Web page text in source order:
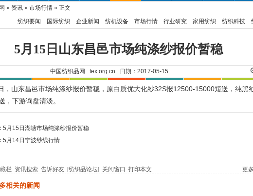
» 资讯 » 市场行情 » 正文
纺织要闻
国际纺织 企业新闻 纺机设备 市场行情 行业研究 家用纺织 纺织科技
5月15日山东昌邑市场纯涤纱报价暂稳
中国纺织品网 tex.org.cn 日期：2017-05-15
山东昌邑市场纯涤纱报价暂稳，原白质优大化纱32S报12500-15000短送，纯黑
，下游询盘清淡。
5月15日湖塘市场纯涤纱报价暂稳
5月14日宁波纱线行情
栏 资讯搜索 告诉好友 [纺织品论坛] 关闭窗口 打印本文 更
相关的新闻